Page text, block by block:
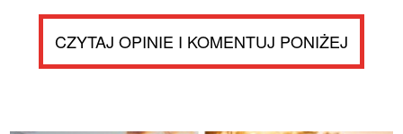
CZYTAJ OPINIE I KOMENTUJ PONIŻEJ